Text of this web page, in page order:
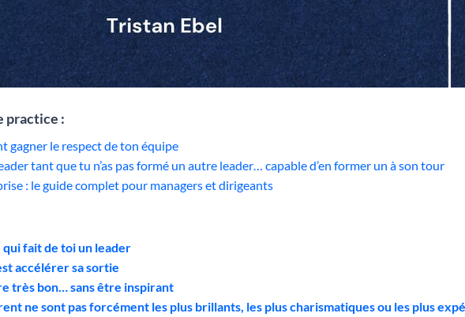
practice :
gagner le respect de ton équipe
tant que tu n’as pas formé un autre leader… capable d’en former un à son tour
: le guide complet pour managers et dirigeants
qui fait de toi un leader
accélérer sa sortie
très bon… sans être inspirant
ne sont pas forcément les plus brillants, les plus charismatiques ou les plus